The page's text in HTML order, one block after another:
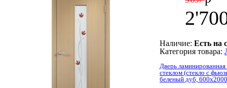
Наличие: Есть на
Категория товара:
Дверь
стеклом (стекло с
беленый дуб,